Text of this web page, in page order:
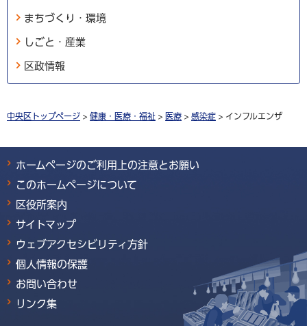
まちづくり・環境
しごと・産業
区政情報
中央区トップページ > 健康・医療・福祉 > 医療 > 感染症 > インフルエンザ
ホームページのご利用上の注意とお願い
このホームページについて
区役所案内
サイトマップ
ウェブアクセシビリティ方針
個人情報の保護
お問い合わせ
リンク集